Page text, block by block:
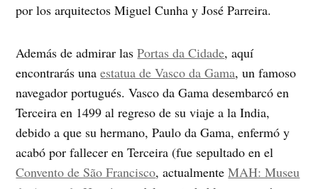
por los arquitectos Miguel Cunha y José Parreira.
Además de admirar lasPortas da Cidade, aquí
encontrarás unaestatua de Vasco da Gama, un famoso
navegador portugués. Vasco da Gama desembarcó en
Terceira en 1499 al regreso de su viaje a la India,
debido a que su hermano, Paulo da Gama, enfermó y
acabó por fallecer en Terceira (fue sepultado en el
Convento de São Francisco, actualmenteMAH: Museu